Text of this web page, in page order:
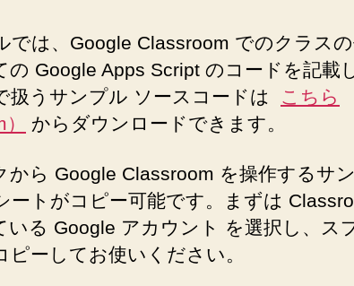
では、Google Classroom でのクラス
の Google Apps Script のコードを記載
扱うサンプル ソースコードは
こちら
からダウンロードできます。
から Google Classroom を操作するサ
ートがコピー可能です。まずは
いる Google アカウント を選択し、ス
ピーしてお使いください。